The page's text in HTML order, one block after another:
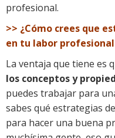
profesional.
>> ¿Cómo crees que
en tu labor
La ventaja que tiene es
los conceptos y
puedes trabajar para
sabes qué estrategias
para hacer una buena